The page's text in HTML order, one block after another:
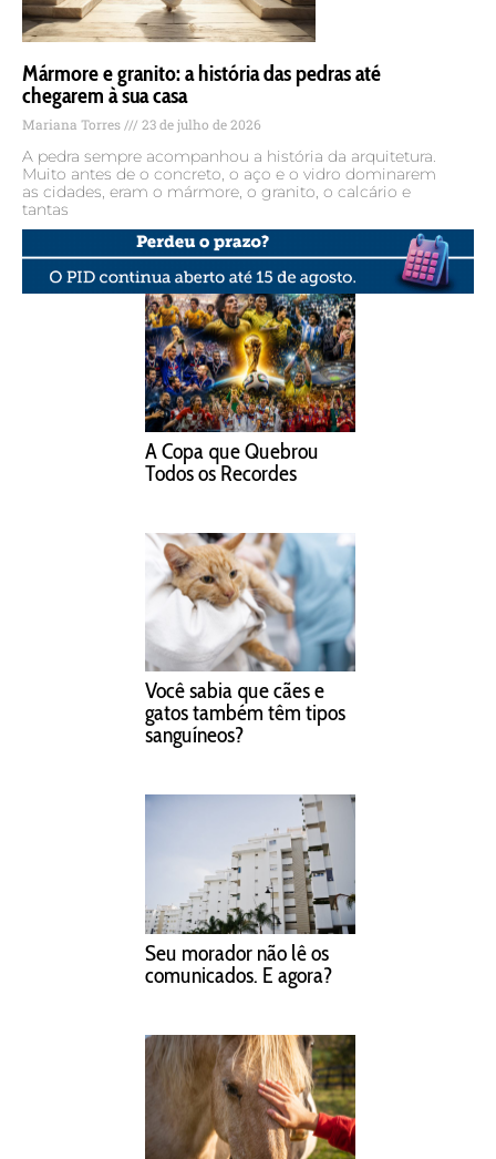
Mármore e granito: a história das pedras até
chegarem à sua casa
Mariana Torres 23 de julho de 2026
A pedra sempre acompanhou a história da arquitetura.
Muito antes de o concreto, o aço e o vidro dominarem
as cidades, eram o mármore, o granito, o calcário e
tantas
A Copa que Quebrou
Todos os Recordes
Você sabia que cães e
gatos também têm tipos
sanguíneos?
Seu morador não lê os
comunicados. E agora?